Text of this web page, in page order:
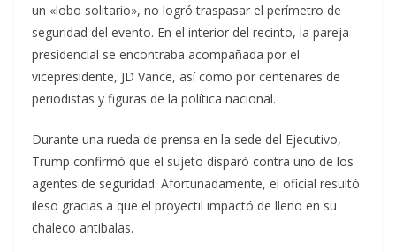
un «lobo solitario», no logró traspasar el perímetro de
seguridad del evento. En el interior del recinto, la pareja
presidencial se encontraba acompañada por el
vicepresidente, JD Vance, así como por centenares de
periodistas y figuras de la política nacional.
Durante una rueda de prensa en la sede del Ejecutivo,
Trump confirmó que el sujeto disparó contra uno de los
agentes de seguridad. Afortunadamente, el oficial resultó
ileso gracias a que el proyectil impactó de lleno en su
chaleco antibalas.